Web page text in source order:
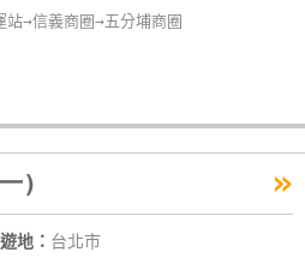
站→信義商圈→五分埔商圈
) »
地： 台北市